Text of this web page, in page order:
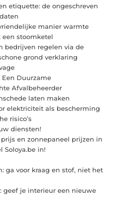
etiquette: de ongeschreven
manier warmte
stoomketel
bedrijven regelen via de
grond verklaring
Een Duurzame
Afvalbeheerder
laten maken
elektriciteit als bescherming
risico’s
diensten!
en zonnepaneel prijzen in
Soloya.be in!
ga voor kraag en stof, niet het
geef je interieur een nieuwe